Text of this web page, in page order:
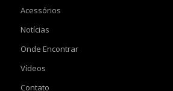
Acessórios
Notícias
Onde Encontrar
Vídeos
Contato